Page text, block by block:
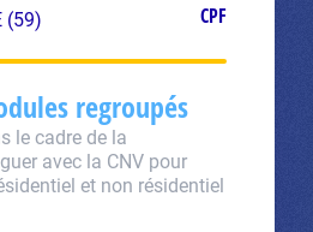
(59) CPF
regroupés
le cadre de la
avec la CNV pour
et non résidentiel